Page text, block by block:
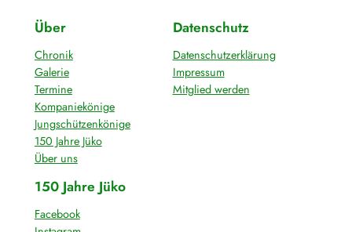
Über
Chronik
Galerie
Termine
Kompaniekönige
Jungschützenkönige
150 Jahre Jüko
Über uns
Datenschutz
Datenschutzerklärung
Impressum
Mitglied werden
150 Jahre Jüko
Facebook